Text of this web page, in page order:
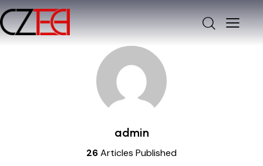
admin
26Articles Published